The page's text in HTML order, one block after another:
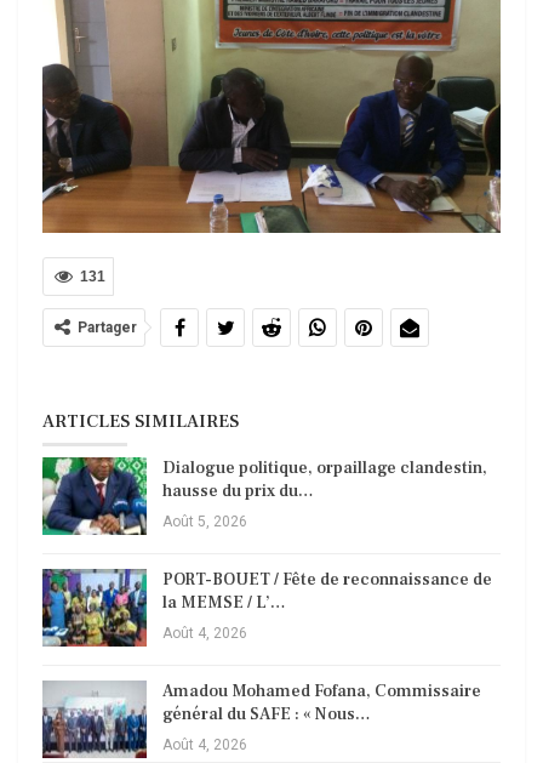
131
Partager
ARTICLES SIMILAIRES
Dialogue politique, orpaillage clandestin,
hausse du prix du…
Août 5, 2026
PORT-BOUET / Fête de reconnaissance de
la MEMSE / L’…
Août 4, 2026
Amadou Mohamed Fofana, Commissaire
général du SAFE : « Nous…
Août 4, 2026